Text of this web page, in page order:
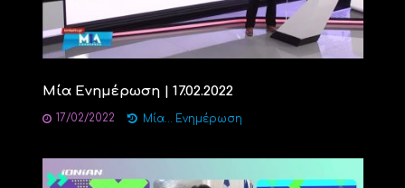
Μία Ενημέρωση | 17.02.2022
17/02/2022 Μία... Ενημέρωση